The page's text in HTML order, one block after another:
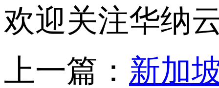
欢迎关注华纳
上一篇： 新加